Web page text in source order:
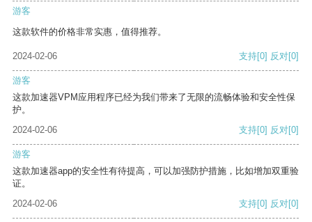
游客
这款软件的价格非常实惠，值得推荐。
2024-02-06 支持[0] 反对[0]
游客
这款加速器VPM应用程序已经为我们带来了无限的流畅体验和安全性保
护。
2024-02-06
支持[0] 反对[0]
游客
这款加速器app的安全性有待提高，可以加强防护措施，比如增加双重验
证。
2024-02-06
支持[0] 反对[0]